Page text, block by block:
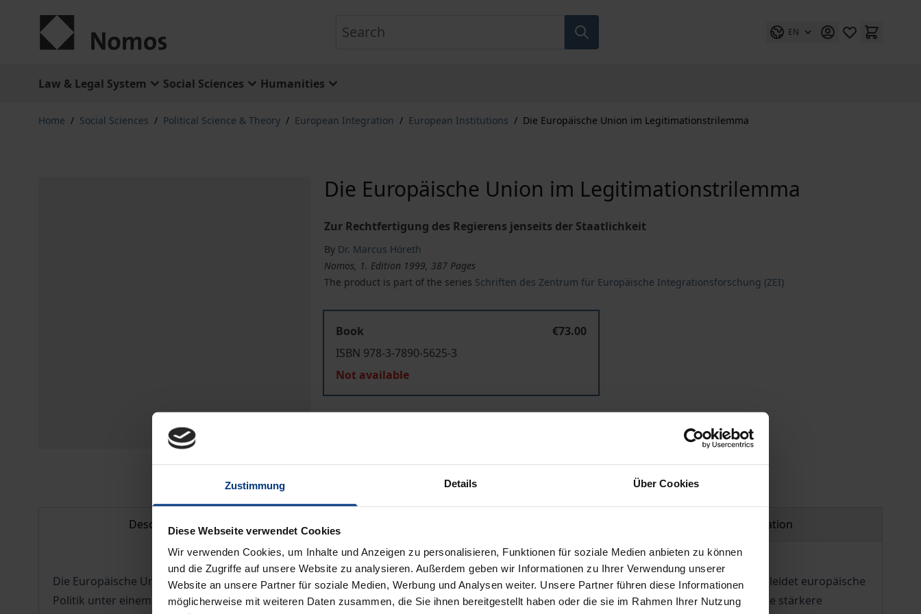
Zustimmung Details Über Cookies
Diese Webseite verwendet Cookies
Wir verwenden Cookies, um Inhalte und Anzeigen zu personalisieren, Funktionen für soziale Medien anbieten zu können
und die Zugriffe auf unsere Website zu analysieren. Außerdem geben wir Informationen zu Ihrer Verwendung unserer
Website an unsere Partner für soziale Medien, Werbung und Analysen weiter. Unsere Partner führen diese Informationen
möglicherweise mit weiteren Daten zusammen, die Sie ihnen bereitgestellt haben oder die sie im Rahmen Ihrer Nutzung
EN
Law & Legal System Social Sciences Humanities
Home / Social Sciences / Political Science & Theory / European Integration / European Institutions / Die Europäische Union im Legitimationstrilemma
Die Europäische Union im Legitimationstrilemma
Zur Rechtfertigung des Regierens jenseits der Staatlichkeit
By Dr. Marcus Höreth
Nomos, 1. Edition 1999, 387 Pages
The product is part of the series Schriften des Zentrum für Europäische Integrationsforschung (ZEI)
Book
€73.00
ISBN 978-3-7890-5625-3
Not available
Description Product safety information
Die Europäische Union hat sich zu einem neuartigen politischen System entwickelt, in dem öffentliche Herrschaft ausgeübt wird. Zugleich leidet europäische
Politik unter einem Demokratiedefizit, das sowohl in der Öffentlichkeit als auch in der Wissenschaft zu Recht moniert wird. Wer jedoch eine stärkere